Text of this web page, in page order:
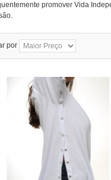
promover Vida
por